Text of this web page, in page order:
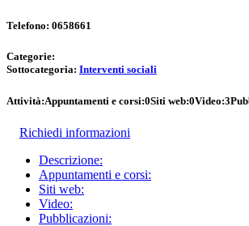
Telefono: 0658661
Categorie:
Sottocategoria: Interventi sociali
Attività:Appuntamenti e corsi:0Siti web:0Video:3
Richiedi informazioni
Descrizione:
Appuntamenti e corsi:
Siti web:
Video:
Pubblicazioni: